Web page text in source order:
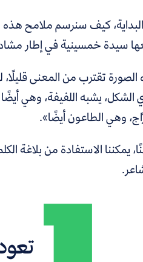
كيف سنرسم ملامح هذه
سيدة خمسينية في إطار
الشكل، يشبه اللفيفة، وهي
وهي الطاعون أيضًا».
يمكننا الاستفادة من بلاغة